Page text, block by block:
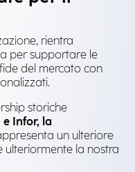
rientra
per supportare le
del mercato con
storiche
e Infor, la
un ulteriore
ulteriormente la nostra